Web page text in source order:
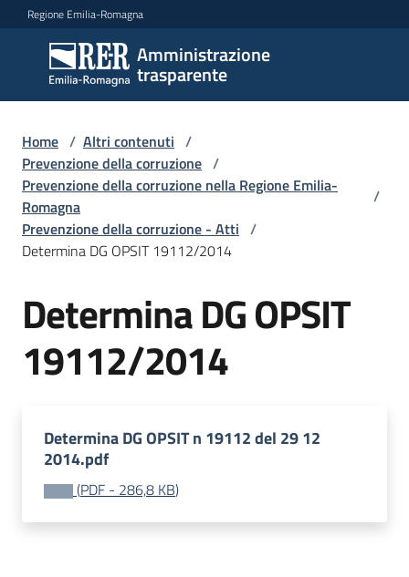
Vai al contenuto
Vai alla navigazione
Vai al footer
Regione Emilia-Romagna
Amministrazione
trasparente
Amministrazione
trasparente
Sottosezioni
Accesso
Home / Altri contenuti /
Prevenzione della corruzione /
Prevenzione della corruzione nella Regione Emilia-
Romagna
/
Prevenzione della corruzione - Atti /
Determina DG OPSIT 19112/2014
Determina DG OPSIT
19112/2014
Determina DG OPSIT n 19112 del 29 12
2014.pdf
(PDF - 286,8 KB)